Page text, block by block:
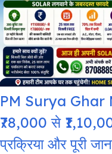
PM Surya Ghar
₹78,000 से
प्रक्रिया और पूरी